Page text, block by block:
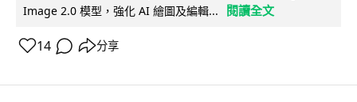
Image 2.0 模型，強化 AI 繪圖及編輯...
閱讀全文
14 分享